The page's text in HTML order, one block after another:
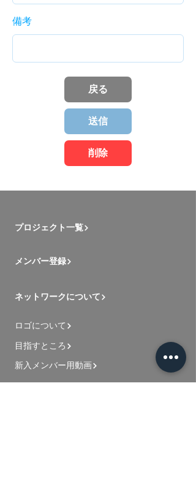
備考
戻る
送信
削除
プロジェクト一覧
メンバー登録
ネットワークについて
ロゴについて
目指すところ
新入メンバー用動画